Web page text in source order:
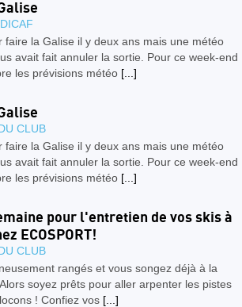
faire la Galise il y deux ans mais une météo
avait fait annuler la sortie. Pour ce week-end
les prévisions météo [...]
CLUB
faire la Galise il y deux ans mais une météo
avait fait annuler la sortie. Pour ce week-end
les prévisions météo [...]
pour l'entretien de vos skis à
ECOSPORT!
CLUB
rangés et vous songez déjà à la
soyez prêts pour aller arpenter les pistes
! Confiez vos [...]